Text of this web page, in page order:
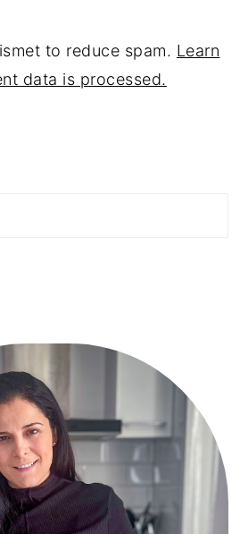
to reduce spam. Learn
data is processed.